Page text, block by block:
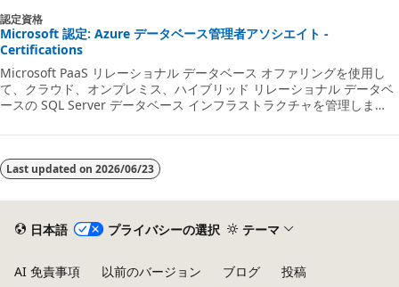
その後、SQL Server on Linux のデプロイを自動的に調整する方法につ
いて説明します。
認定資格
Microsoft 認定: Azure データベース管理者アソシエイト -
Certifications
Microsoft PaaS リレーショナル データベース オファリングを使用し
て、クラウド、オンプレミス、ハイブリッド リレーショナル データベ
ースの SQL Server データベース インフラストラクチャを管理しま
Last updated on 2026/06/23
日本語 プライバシーの選択 テーマ
AI 免責事項 以前のバージョン ブログ
投稿